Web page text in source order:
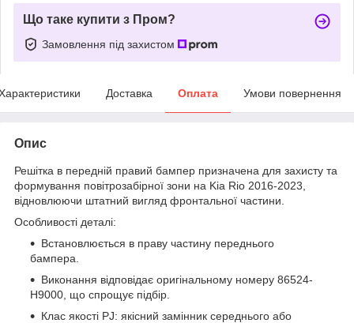
Що таке купити з Пром?
Замовлення під захистом
Доставка Оплата Умови повернення
Опис
Решітка в передній правий бампер призначена для захисту та
формування повітрозабірної зони на Kia Rio 2016-2023,
відновлюючи штатний вигляд фронтальної частини.
Особливості деталі:
Встановлюється в праву частину переднього
бампера.
Виконання відповідає оригінальному номеру 86524-
H9000, що спрощує підбір.
Клас якості PJ: якісний замінник середнього або